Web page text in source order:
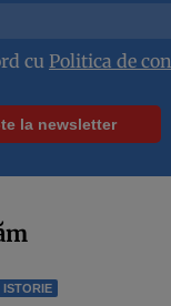
cuPolitica de
ISTORIE